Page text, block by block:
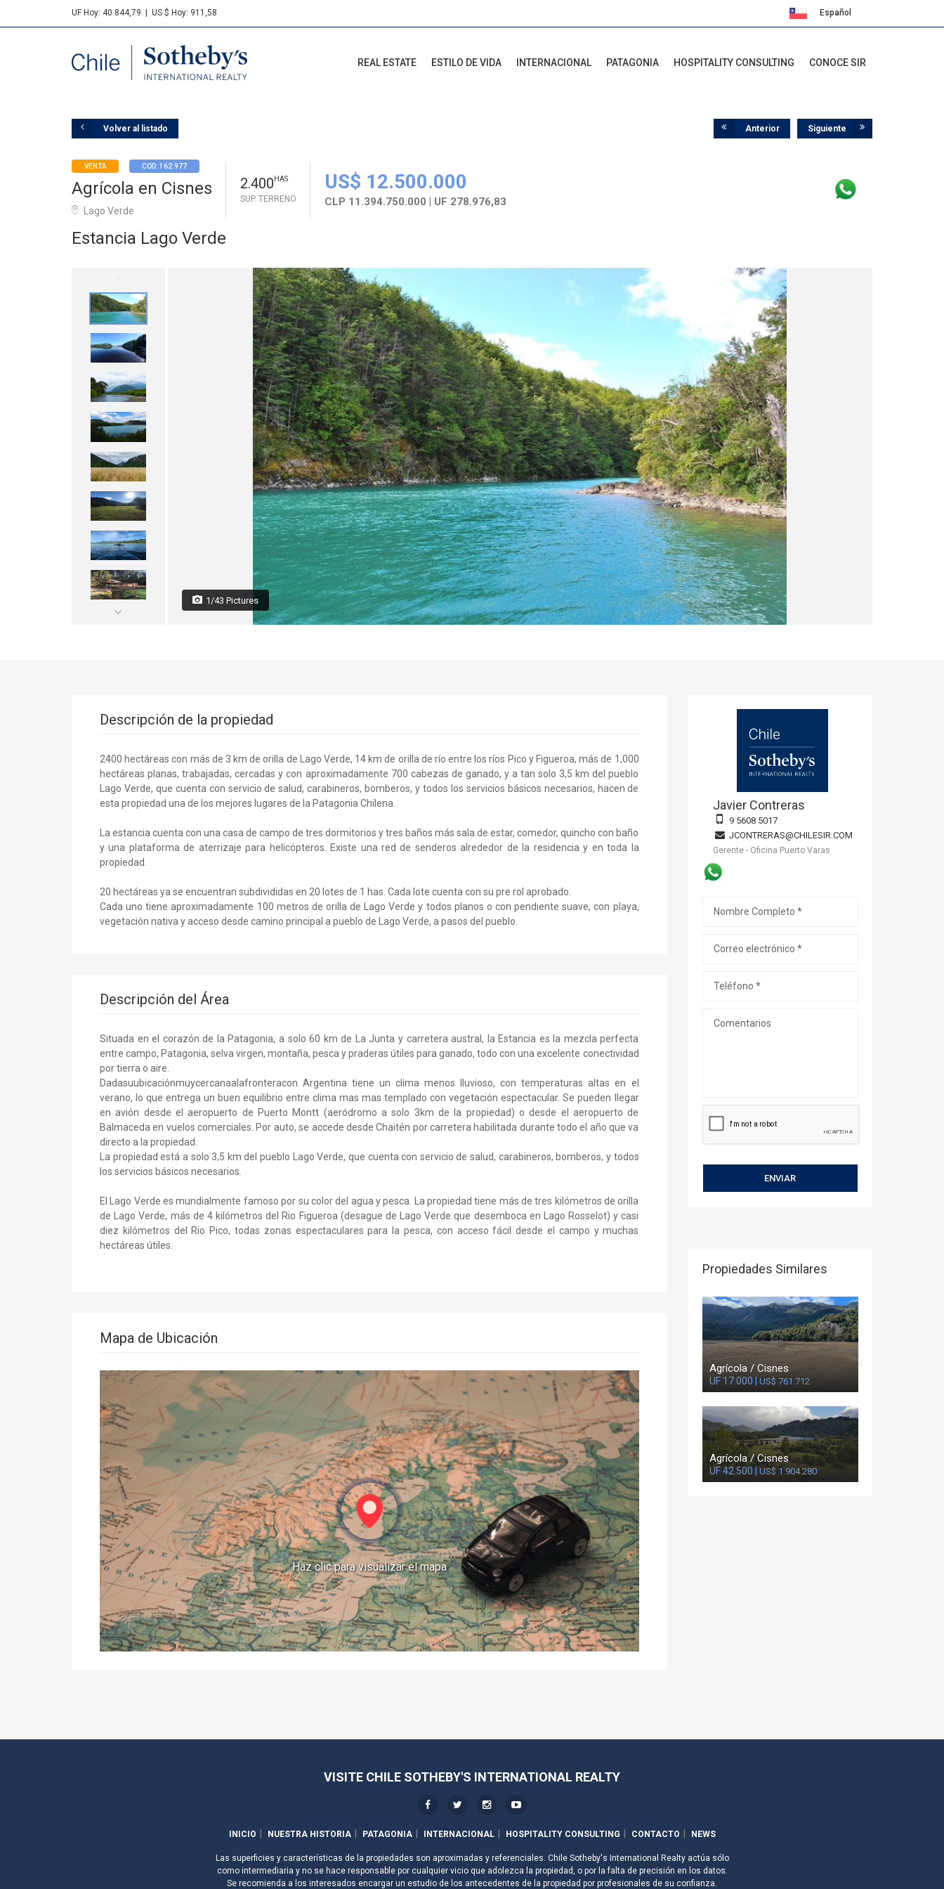
UF Hoy: 40.844,79 US $ Hoy: 911,58 Español
Sotheby's REAL ESTATE ESTILO DE VIDA INTERNACIONAL PATAGONIA HOSPITALITY CONSULTING CONOCE SIR
Volver al listado Anterior Siguiente
VENTA COD: 162.977
Agrícola en Cisnes
Lago Verde
2.400 HAS
SUP. TERRENO
US$ 12.500.000
CLP 11.394.750.000 | UF 278.976,83
Estancia Lago Verde
1/43 Pictures
Descripción de la propiedad
2400 hectáreas con más de 3 km de orilla de Lago Verde, 14 km de orilla de río entre los ríos Pico y Figueroa, más de 1,000
hectáreas planas, trabajadas, cercadas y con aproximadamente 700 cabezas de ganado, y a tan solo 3,5 km del pueblo
Lago Verde, que cuenta con servicio de salud, carabineros, bomberos, y todos los servicios básicos necesarios, hacen de
esta propiedad una de los mejores lugares de la Patagonia Chilena.
La estancia cuenta con una casa de campo de tres dormitorios y tres baños más sala de estar, comedor, quincho con baño
y una plataforma de aterrizaje para helicópteros. Existe una red de senderos alrededor de la residencia y en toda la
propiedad.
20 hectáreas ya se encuentran subdivididas en 20 lotes de 1 has. Cada lote cuenta con su pre rol aprobado.
Cada uno tiene aproximadamente 100 metros de orilla de Lago Verde y todos planos o con pendiente suave, con playa,
vegetación nativa y acceso desde camino principal a pueblo de Lago Verde, a pasos del pueblo.
Descripción del Área
Situada en el corazón de la Patagonia, a solo 60 km de La Junta y carretera austral, la Estancia es la mezcla perfecta
entre campo, Patagonia, selva virgen, montaña, pesca y praderas útiles para ganado, todo con una excelente conectividad
por tierra o aire.
Dadasuubicaciónmuycercanaalafronteracon Argentina tiene un clima menos lluvioso, con temperaturas altas en el
verano, lo que entrega un buen equilibrio entre clima mas mas templado con vegetación espectacular. Se pueden llegar
en avión desde el aeropuerto de Puerto Montt (aeródromo a solo 3km de la propiedad) o desde el aeropuerto de
Balmaceda en vuelos comerciales. Por auto, se accede desde Chaitén por carretera habilitada durante todo el año que va
directo a la propiedad.
La propiedad está a solo 3,5 km del pueblo Lago Verde, que cuenta con servicio de salud, carabineros, bomberos, y todos
los servicios básicos necesarios.
El Lago Verde es mundialmente famoso por su color del agua y pesca. La propiedad tiene más de tres kilómetros de orilla
de Lago Verde, más de 4 kilómetros del Rio Figueroa (desague de Lago Verde que desemboca en Lago Rosselot) y casi
diez kilómetros del Rio Pico, todas zonas espectaculares para la pesca, con acceso fácil desde el campo y muchas
hectáreas útiles.
Mapa de Ubicación
Haz clic para visualizar el mapa
Javier Contreras
9 5608 5017
JCONTRERAS@CHILESIR.COM
Gerente - Oficina Puerto Varas
Propiedades Similares
Agrícola / Cisnes
UF 17.000 | US$ 761.712
Agrícola / Cisnes
UF 42.500 | US$ 1.904.280
VISITE CHILE SOTHEBY'S INTERNATIONAL REALTY
INICIO NUESTRA HISTORIA PATAGONIA INTERNACIONAL HOSPITALITY CONSULTING CONTACTO NEWS
Las superficies y características de la propiedades son aproximadas y referenciales. Chile Sotheby's International Realty actúa sólo
como intermediaria y no se hace responsable por cualquier vicio que adolezca la propiedad, o por la falta de precisión en los datos.
Se recomienda a los interesados encargar un estudio de los antecedentes de la propiedad por profesionales de su confianza.